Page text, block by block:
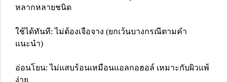
หลากหลายชนิด
ใช้ได้ทันที: ไม่ต้องเจือจาง (ยกเว้นบางกรณีตามคำ
แนะนำ)
อ่อนโยน: ไม่แสบร้อนเหมือนแอลกอฮอล์ เหมาะกับผิวแพ้
ง่าย